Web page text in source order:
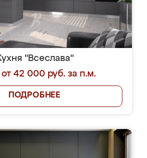
"Всеслава"
42 000 руб. за п.м.
ПОДРОБНЕЕ